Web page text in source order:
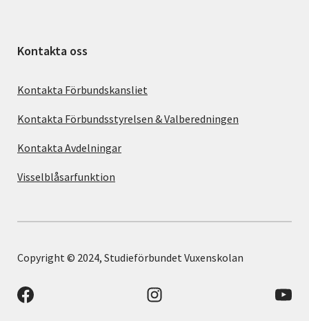
Kontakta oss
Kontakta Förbundskansliet
Kontakta Förbundsstyrelsen & Valberedningen
Kontakta Avdelningar
Visselblåsarfunktion
Copyright © 2024, Studieförbundet Vuxenskolan